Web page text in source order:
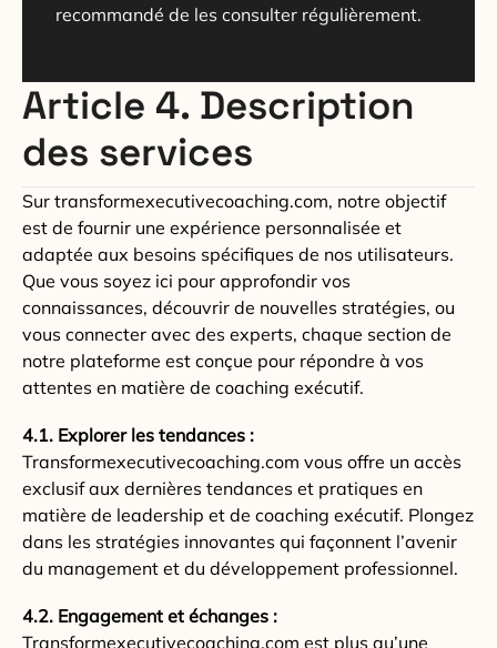
recommandé de les consulter régulièrement.
Article 4. Description
des services
Sur transformexecutivecoaching.com, notre objectif
est de fournir une expérience personnalisée et
adaptée aux besoins spécifiques de nos utilisateurs.
Que vous soyez ici pour approfondir vos
connaissances, découvrir de nouvelles stratégies, ou
vous connecter avec des experts, chaque section de
notre plateforme est conçue pour répondre à vos
attentes en matière de coaching exécutif.
4.1. Explorer les tendances :
Transformexecutivecoaching.com vous offre un accès
exclusif aux dernières tendances et pratiques en
matière de leadership et de coaching exécutif. Plongez
dans les stratégies innovantes qui façonnent l’avenir
du management et du développement professionnel.
4.2. Engagement et échanges :
Transformexecutivecoaching.com est plus qu’une